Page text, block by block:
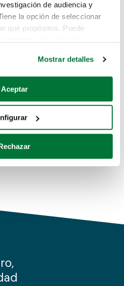
de audiencia y
la opción de seleccionar
qué propósitos. Puede
sobre su ubicación geográfica
analizándolo activamente
específicas (huellas
sobre cómo se procesan sus
haga del sitio web con
sociales, publicidad y análisis
Mostrar detalles
Aceptar
el coche que estás
estos enlaces: